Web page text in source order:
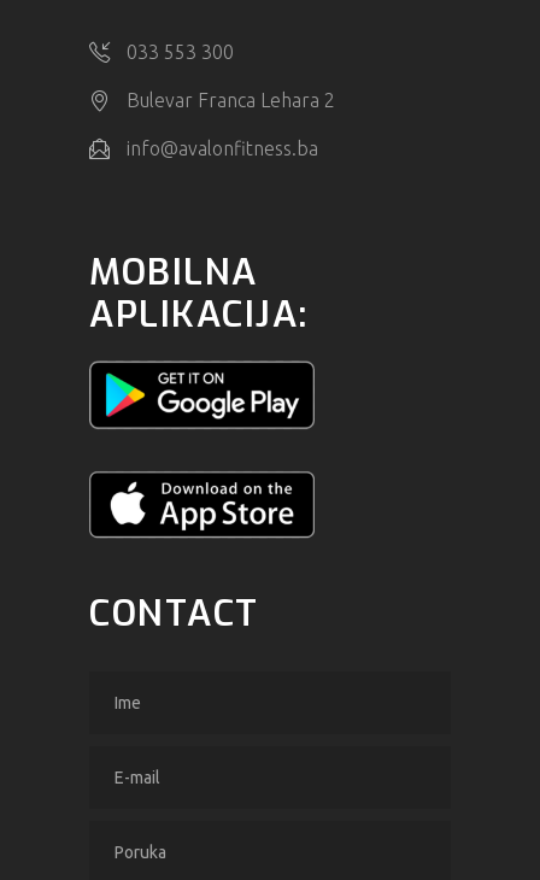
033 553 300
Bulevar Franca Lehara 2
info@avalonfitness.ba
MOBILNA
APLIKACIJA:
CONTACT